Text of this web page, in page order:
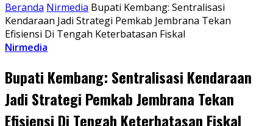
Beranda Nirmedia Bupati Kembang: Sentralisasi
Kendaraan Jadi Strategi Pemkab Jembrana Tekan
Efisiensi Di Tengah Keterbatasan Fiskal
Nirmedia
Bupati Kembang: Sentralisasi Kendaraan
Jadi Strategi Pemkab Jembrana Tekan
Efisiensi Di Tengah Keterbatasan Fiskal